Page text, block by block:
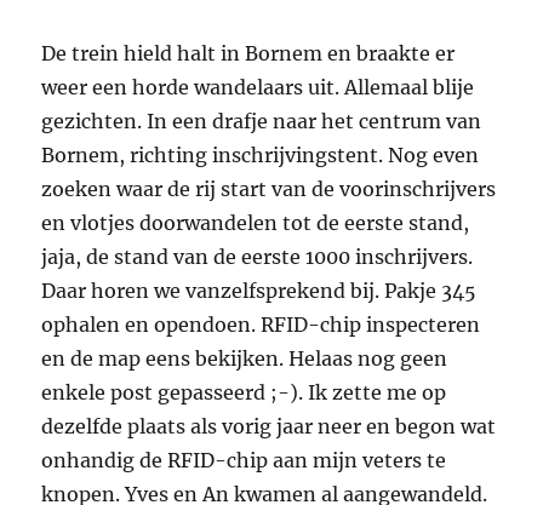
De trein hield halt in Bornem en braakte er
weer een horde wandelaars uit. Allemaal blije
gezichten. In een drafje naar het centrum van
Bornem, richting inschrijvingstent. Nog even
zoeken waar de rij start van de voorinschrijvers
en vlotjes doorwandelen tot de eerste stand,
jaja, de stand van de eerste 1000 inschrijvers.
Daar horen we vanzelfsprekend bij. Pakje 345
ophalen en opendoen. RFID-chip inspecteren
en de map eens bekijken. Helaas nog geen
enkele post gepasseerd ;-). Ik zette me op
dezelfde plaats als vorig jaar neer en begon wat
onhandig de RFID-chip aan mijn veters te
knopen. Yves en An kwamen al aangewandeld.